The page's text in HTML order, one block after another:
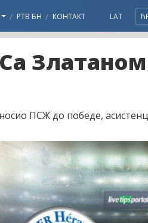
РТВ БН КОНТАКТ LAT
ПСЖ до победе,